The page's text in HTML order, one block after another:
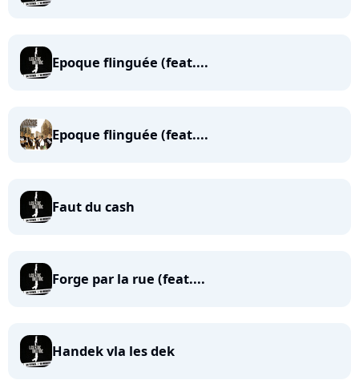
Epoque flinguée (feat....
Epoque flinguée (feat....
Faut du cash
Forge par la rue (feat....
Handek vla les dek